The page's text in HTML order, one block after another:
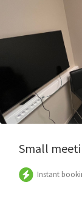
Small
Instant